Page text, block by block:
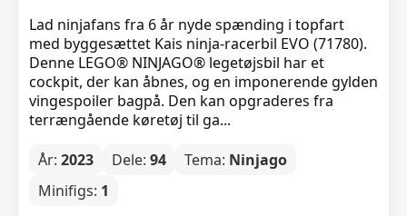
Lad ninjafans fra 6 år nyde spænding i topfart
med byggesættet Kais ninja-racerbil EVO (71780).
Denne LEGO® NINJAGO® legetøjsbil har et
cockpit, der kan åbnes, og en imponerende gylden
vingespoiler bagpå. Den kan opgraderes fra
terrængående køretøj til ga...
År: 2023 Dele: 94 Tema: Ninjago
Minifigs: 1